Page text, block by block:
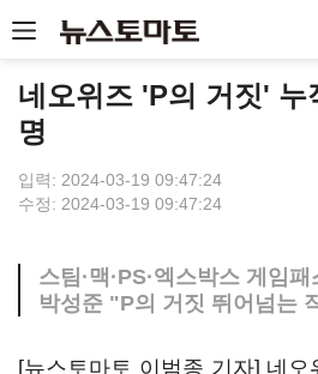
네오위즈 'P의 거짓' 누
명
입력: 2024-03-19 09:47:24
수정: 2024-03-19 09:47:24
스팀·맥·PS·엑스박스 게임
박성준 "P의 거짓 뛰어넘는
[뉴스토마토 이범종 기자] 네오